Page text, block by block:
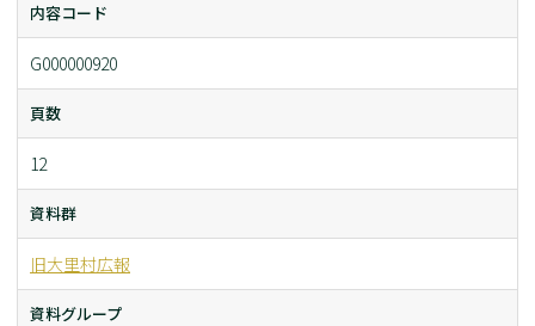
内容コード
G000000920
頁数
12
資料群
旧大里村広報
資料グループ